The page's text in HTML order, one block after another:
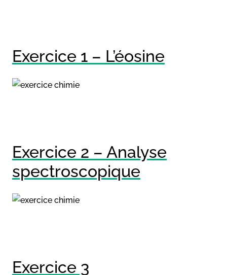
Exercice 1 – L’éosine
Exercice 2 – Analyse
spectroscopique
Exercice 3